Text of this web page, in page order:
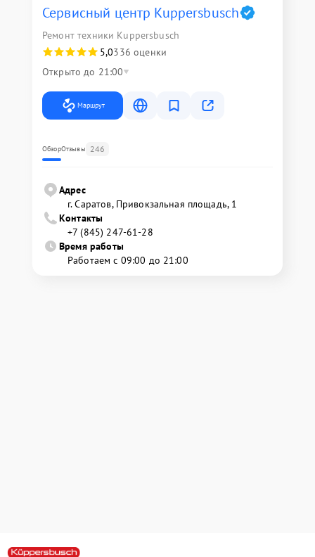
Сервисный центр Kuppersbusch
Ремонт техники Kuppersbusch
5,0336 оценки
Открыто до 21:00
Маршрут
ОбзорОтзывы 246
Адрес
г. Саратов, Привокзальная площадь, 1
Контакты
+7 (845) 247-61-28
Время работы
Работаем с 09:00 до 21:00